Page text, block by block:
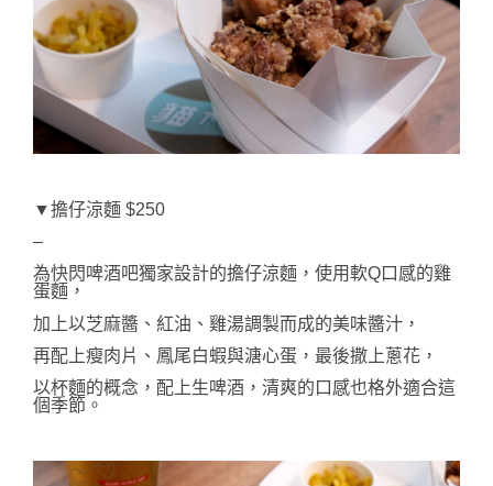
▼擔仔涼麵 $250
–
為快閃啤酒吧獨家設計的擔仔涼麵，使用軟Q口感的雞
蛋麵，
加上以芝麻醬、紅油、雞湯調製而成的美味醬汁，
再配上瘦肉片、鳳尾白蝦與溏心蛋，最後撒上蔥花，
以杯麵的概念，配上生啤酒，清爽的口感也格外適合這
個季節。